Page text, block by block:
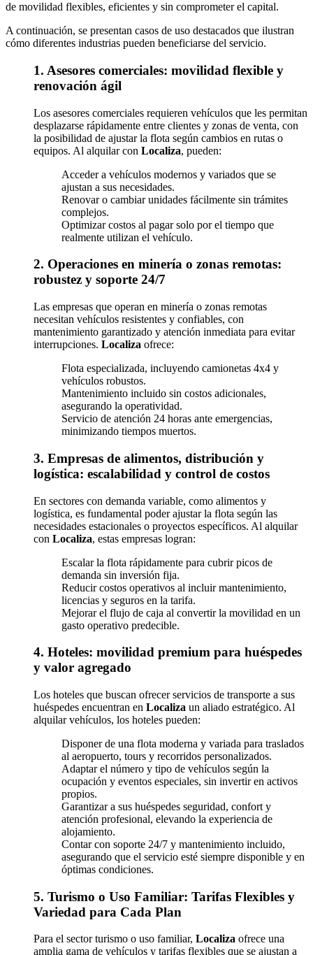
de movilidad flexibles, eficientes y sin comprometer el capital.
A continuación, se presentan casos de uso destacados que ilustran
cómo diferentes industrias pueden beneficiarse del servicio.
1. Asesores comerciales: movilidad flexible y
renovación ágil
Los asesores comerciales requieren vehículos que les permitan
desplazarse rápidamente entre clientes y zonas de venta, con
la posibilidad de ajustar la flota según cambios en rutas o
equipos. Al alquilar con Localiza, pueden:
Acceder a vehículos modernos y variados que se
ajustan a sus necesidades.
Renovar o cambiar unidades fácilmente sin trámites
complejos.
Optimizar costos al pagar solo por el tiempo que
realmente utilizan el vehículo.
2. Operaciones en minería o zonas remotas:
robustez y soporte 24/7
Las empresas que operan en minería o zonas remotas
necesitan vehículos resistentes y confiables, con
mantenimiento garantizado y atención inmediata para evitar
interrupciones. Localiza ofrece:
Flota especializada, incluyendo camionetas 4x4 y
vehículos robustos.
Mantenimiento incluido sin costos adicionales,
asegurando la operatividad.
Servicio de atención 24 horas ante emergencias,
minimizando tiempos muertos.
3. Empresas de alimentos, distribución y
logística: escalabilidad y control de costos
En sectores con demanda variable, como alimentos y
logística, es fundamental poder ajustar la flota según las
necesidades estacionales o proyectos específicos. Al alquilar
con Localiza, estas empresas logran:
Escalar la flota rápidamente para cubrir picos de
demanda sin inversión fija.
Reducir costos operativos al incluir mantenimiento,
licencias y seguros en la tarifa.
Mejorar el flujo de caja al convertir la movilidad en un
gasto operativo predecible.
4. Hoteles: movilidad premium para huéspedes
y valor agregado
Los hoteles que buscan ofrecer servicios de transporte a sus
huéspedes encuentran en Localiza un aliado estratégico. Al
alquilar vehículos, los hoteles pueden:
Disponer de una flota moderna y variada para traslados
al aeropuerto, tours y recorridos personalizados.
Adaptar el número y tipo de vehículos según la
ocupación y eventos especiales, sin invertir en activos
propios.
Garantizar a sus huéspedes seguridad, confort y
atención profesional, elevando la experiencia de
alojamiento.
Contar con soporte 24/7 y mantenimiento incluido,
asegurando que el servicio esté siempre disponible y en
óptimas condiciones.
5. Turismo o Uso Familiar: Tarifas Flexibles y
Variedad para Cada Plan
Para el sector turismo o uso familiar, Localiza ofrece una
amplia gama de vehículos y tarifas flexibles que se ajustan a